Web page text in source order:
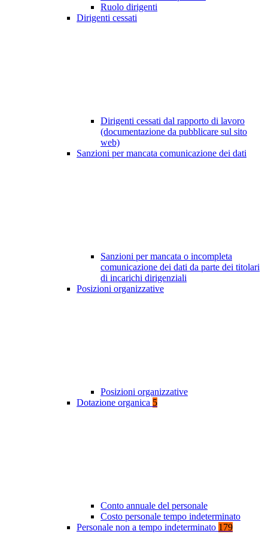
Ruolo dirigenti
Dirigenti cessati
Dirigenti cessati dal rapporto di lavoro
(documentazione da pubblicare sul sito
web)
Sanzioni per mancata comunicazione dei dati
Sanzioni per mancata o incompleta
comunicazione dei dati da parte dei titolari
di incarichi dirigenziali
Posizioni organizzative
Posizioni organizzative
Dotazione organica 5
Conto annuale del personale
Costo personale tempo indeterminato
Personale non a tempo indeterminato 179